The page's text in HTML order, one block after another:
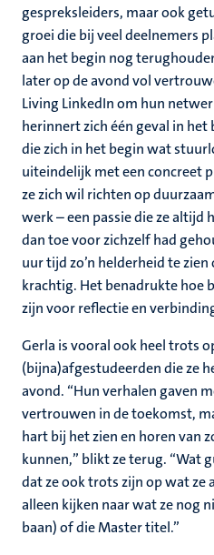
gespreksleiders, maar ook
groei die bij veel deelnemers
aan het begin nog
later op de avond vol
Living LinkedIn om hun
herinnert zich één geval in
die zich in het begin wat
uiteindelijk met een concreet
ze zich wil richten op
werk – een passie die ze altijd
dan toe voor zichzelf had
uur tijd zo’n helderheid te
krachtig. Het benadrukte hoe
zijn voor reflectie en
Gerla is vooral ook heel trots
(bijna)afgestudeerden die ze
avond. “Hun verhalen gaven
vertrouwen in de toekomst,
hart bij het zien en horen van
kunnen,” blikt ze terug. “Wat
dat ze ook trots zijn op wat ze
alleen kijken naar wat ze nog
baan) of die Master titel.”